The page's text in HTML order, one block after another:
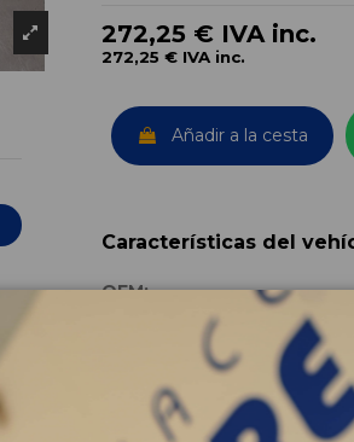
272,25 € IVA inc.
272,25 € IVA inc.
Añadir a la cesta
Características del
OEM:
Año fabricación
Código motor
Bastidor